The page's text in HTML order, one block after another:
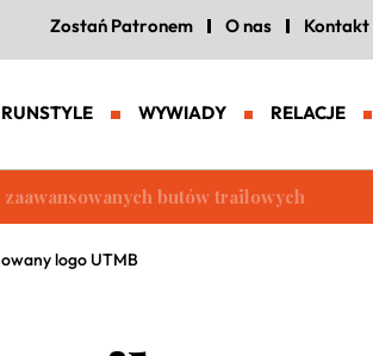
Zostań Patronem O nas Kontakt
RUNSTYLE WYWIADY RELACJE
butów trailowych
logo UTMB